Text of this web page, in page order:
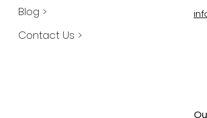
Blog >
Contact Us >